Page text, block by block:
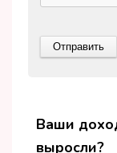
Ваши
выросли?